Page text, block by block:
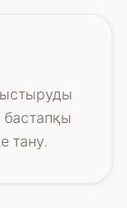
тану.